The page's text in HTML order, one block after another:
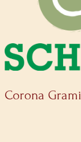
Corona